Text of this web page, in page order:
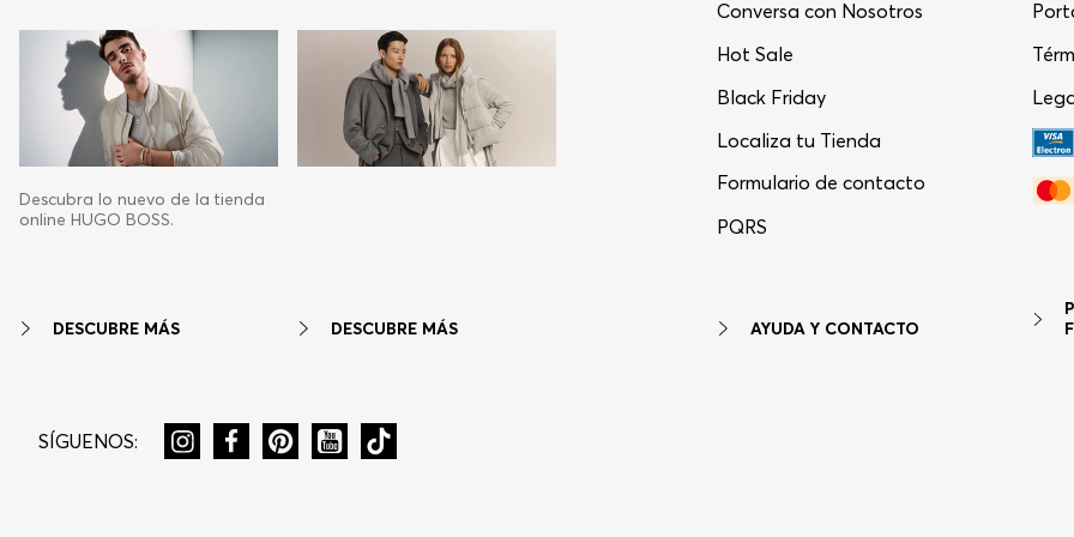
Descubra lo nuevo de la tienda
online HUGO BOSS.
DESCUBRE MÁS DESCUBRE MÁS
Conversa con Nosotros
Hot Sale
Black Friday
Localiza tu Tienda
Formulario de contacto
PQRS
AYUDA Y CONTACTO
SÍGUENOS: